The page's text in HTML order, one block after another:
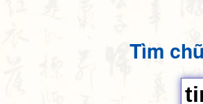
Tìm